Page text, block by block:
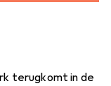
terugkomt in de